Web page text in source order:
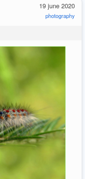
19 june 2020
photography